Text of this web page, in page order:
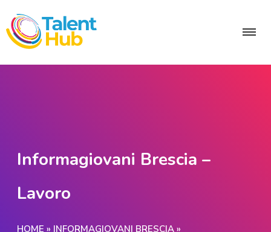
Informagiovani Brescia –
Lavoro
HOME » INFORMAGIOVANI BRESCIA»